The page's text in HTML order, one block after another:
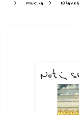
Μουσική Ελληνική